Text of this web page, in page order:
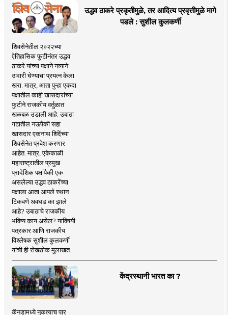
उद्धव ठाकरे प्रकृतीमुळे, तर आदित्य प्रवृत्तीमुळे मागे
पडले : सुशील कुलकर्णी
शिवसेनेतील २०२२च्या
ऐतिहासिक फुटीनंतर उद्धव
ठाकरे यांच्या पक्षाने नव्याने
उभारी घेण्याचा प्रयत्न केला
खरा. मात्र, आता पुन्हा एकदा
पक्षातील काही खासदारांच्या
फुटीने राजकीय वर्तुळात
खळबळ उडाली आहे. उबाठा
गटातील नऊपैकी सहा
खासदार एकनाथ शिंदेंच्या
शिवसेनेत प्रवेश करणार
आहेत. मात्र, एकेकाळी
महाराष्ट्रातील प्रमुख
प्रादेशिक पक्षांपैकी एक
असलेल्या उद्धव ठाकरेंच्या
पक्षाला आता आपले स्थान
टिकवणे अवघड का झाले
आहे? उबाठाचे राजकीय
भविष्य काय असेल? याविषयी
पत्रकार आणि राजकीय
विश्लेषक सुशील कुलकर्णी
यांची ही रोखठोक मुलाखत..
केंद्रस्थानी भारत का ?
कॅनडामध्ये नुकत्याच पार